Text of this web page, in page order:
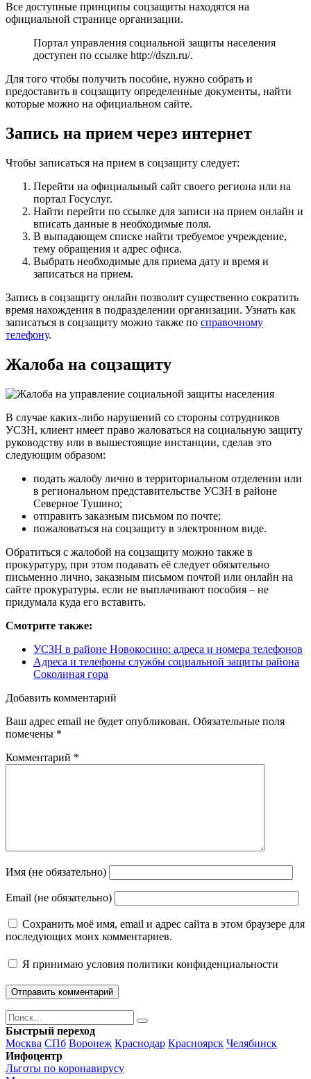
Все доступные принципы соцзащиты находятся на
официальной странице организации.
Портал управления социальной защиты населения
доступен по ссылке http://dszn.ru/.
Для того чтобы получить пособие, нужно собрать и
предоставить в соцзащиту определенные документы, найти
которые можно на официальном сайте.
Запись на прием через интернет
Чтобы записаться на прием в соцзащиту следует:
Перейти на официальный сайт своего региона или на
портал Госуслуг.
Найти перейти по ссылке для записи на прием онлайн и
вписать данные в необходимые поля.
В выпадающем списке найти требуемое учреждение,
тему обращения и адрес офиса.
Выбрать необходимые для приема дату и время и
записаться на прием.
Запись в соцзащиту онлайн позволит существенно сократить
время нахождения в подразделении организации. Узнать как
записаться в соцзащиту можно также по справочному
телефону.
Жалоба на соцзащиту
В случае каких-либо нарушений со стороны сотрудников
УСЗН, клиент имеет право жаловаться на социальную защиту
руководству или в вышестоящие инстанции, сделав это
следующим образом:
подать жалобу лично в территориальном отделении или
в региональном представительстве УСЗН в районе
Северное Тушино;
отправить заказным письмом по почте;
пожаловаться на соцзащиту в электронном виде.
Обратиться с жалобой на соцзащиту можно также в
прокуратуру, при этом подавать её следует обязательно
письменно лично, заказным письмом почтой или онлайн на
сайте прокуратуры. если не выплачивают пособия – не
придумала куда его вставить.
Смотрите также:
УСЗН в районе Новокосино: адреса и номера телефонов
Адреса и телефоны службы социальной защиты района
Соколиная гора
Добавить комментарий
Ваш адрес email не будет опубликован. Обязательные поля
помечены *
Комментарий *
Имя (не обязательно)
Email (не обязательно)
Сохранить моё имя, email и адрес сайта в этом браузере для
последующих моих комментариев.
Я принимаю условия политики конфиденциальности
Поиск
Найти
Быстрый переход
Москва СПб Воронеж Краснодар Красноярск Челябинск
Инфоцентр
Льготы по коронавирусу